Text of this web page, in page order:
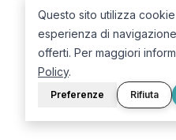
© 2026 D.Lab
Questo sito utilizza
esperienza di
offerti. Per maggiori
Policy.
Preferenze Rifiuta